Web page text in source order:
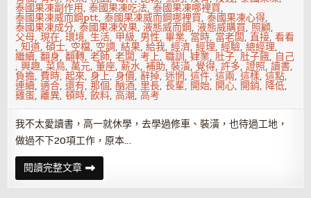
泰國果凍副作用,泰國果凍吃法,泰國果凍哪裡買,
泰國果凍威而鋼ptt,泰國果凍威而鋼哪裡買,泰國果凍心得,
泰國果凍成分,泰國果凍效果,液態威而鋼,液態威購買, 照顧,
父母,現在,環境,生活, 甲級, 男性,畢業, 當時, 當老闆,直接,看看
,知道,碩士, 空檔, 空調,結果,給我,經濟,經理,經驗,總經理,
繼續,翻身,翻轉,老師,老闆,考上,職訓,肄業,肚子,肚子餓, 自己
,興趣,菜鳥,萬元,董座,薪水,補助,裝潢, 覺得,許多,證照,讀書,
負擔, 費時,起來,身上,身價, 辭掉,迷惘,這件,這兩,這樣,這點,
連續,適合,還有,那個,酗酒,里長,長輩, 開始, 開心, 開銷, 降低,
雞蛋,離異,頓時,飲料,高潮,高考
我不太愛讀書，高一就休學，去學過修車、裝潢，也待過工地，
做過不下20項工作，原本…
閱讀完整文章高
中
肄